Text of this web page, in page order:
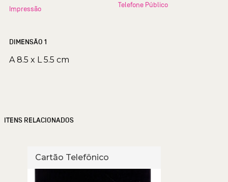
Impressão
DIMENSÃO 1
A 8.5 x L 5.5 cm
Telefone Público
ITENS RELACIONADOS
Cartão Telefônico